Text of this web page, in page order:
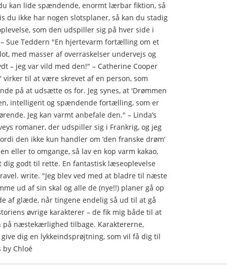
kan lide spændende, enormt lærbar fiktion, så
du ikke har nogen slotsplaner, så kan du stadig
som den udspiller sig på hver side i
Sue Teddern "En hjertevarm fortælling om et
med masser af overraskelser undervejs og
– jeg var vild med den!" – Catherine Cooper
til at være skrevet af en person, som
på at udsætte os for. Jeg synes, at 'Drømmen
intelligent og spændende fortælling, som er
Jeg kan varmt anbefale den." – Linda’s
romaner, der udspiller sig i Frankrig, og jeg
den ikke kun handler om ’den franske drøm’
eller to omgange, så lav en kop varm kakao,
godt til rette. En fantastisk læseoplevelse
write. "Jeg blev ved med at bladre til næste
ud af sin skal og alle de (nye!!) planer gå op
af glæde, når tingene endelig så ud til at gå
øvrige karakterer – de fik mig både til at
på næstekærlighed tilbage. Karaktererne,
dig en lykkeindsprøjtning, som vil få dig til
by Chloé